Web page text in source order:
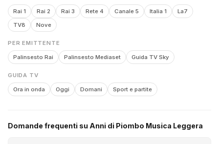
Rai 1 Rai 2 Rai 3 Rete 4 Canale 5 Italia 1
La7
TV8
Nove
PER EMITTENTE
Palinsesto Rai Palinsesto Mediaset Guida TV Sky
GUIDA TV
Ora in onda Oggi Domani Sport e partite
Domande frequenti su Anni di Piombo Musica Leggera